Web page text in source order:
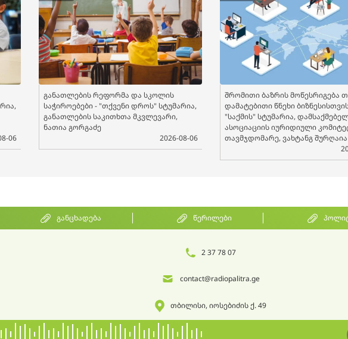
06
განათლების რეფორმა და სკოლის
საჭიროებები - "თქვენი დროს" სტუმარია,
განათლების საკითხთა მკვლევარი,
ნათია გორგაძე
2026-08-06
შრომითი ბაზრის მოწესრიგება
დამატებითი წნეხი
"საქმის" სტუმარია,
ასოციაციის იურიდიული
თავმჯდომარე, ვახტანგ შურღაია
განცხადება წერილები
2 37 78 07
contact@radiopalitra.ge
თბილისი, იოსებიძის ქ. 49